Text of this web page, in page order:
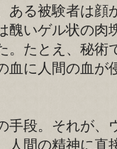
ある被験者は顔
醜いゲル状の肉
。たとえ、秘術
血に人間の血が
手段。それが、
人間の精神に直